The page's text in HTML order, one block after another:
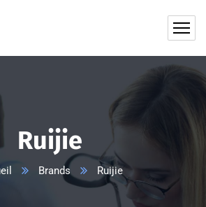
Ruijie
Brands Ruijie